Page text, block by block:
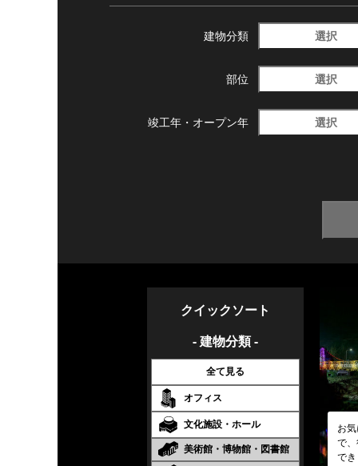
建物分類 選択
部位 選択
竣工年・ オープン年 選択
クイックソート
- 建物分類 -
全て見る
オフィス
文化施設・ホール
美術館・博物館・図書館
お
で
で